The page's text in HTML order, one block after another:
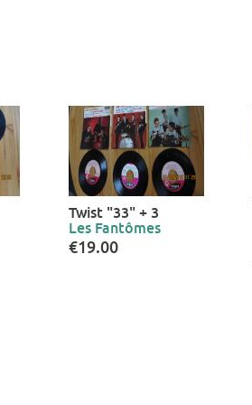
Twist "33" + 3
Les Fantômes
€19.00